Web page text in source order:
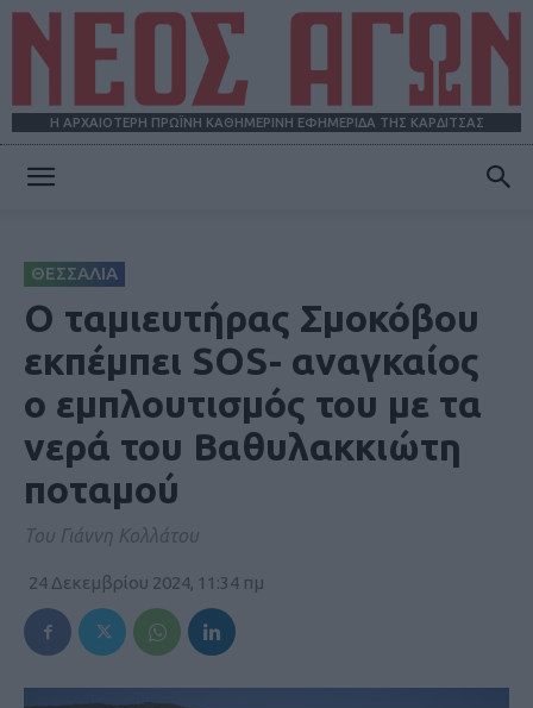
Η ΑΡΧΑΙΟΤΕΡΗ ΠΡΩΪΝΗ ΚΑΘΗΜΕΡΙΝΗ ΕΦΗΜΕΡΙΔΑ ΤΗΣ ΚΑΡΔΙΤΣΑΣ
ΘΕΣΣΑΛΙΑ
Ο ταμιευτήρας Σμοκόβου
εκπέμπει SOS- αναγκαίος
ο εμπλουτισμός του με τα
νερά του Βαθυλακκιώτη
ποταμού
Του Γιάννη Κολλάτου
24 Δεκεμβρίου 2024, 11:34 πμ